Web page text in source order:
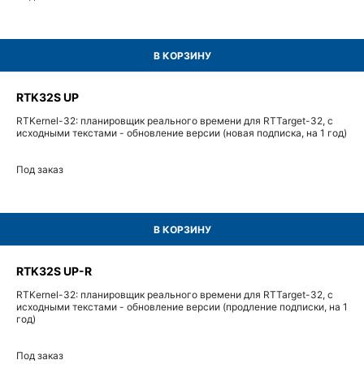
В КОРЗИНУ
RTK32S UP
RTKernel-32: планировщик реального времени для RTTarget-32, с
исходными текстами - обновление версии (новая подписка, на 1 год)
Под заказ
В КОРЗИНУ
RTK32S UP-R
RTKernel-32: планировщик реального времени для RTTarget-32, с
исходными текстами - обновление версии (продление подписки, на 1
год)
Под заказ